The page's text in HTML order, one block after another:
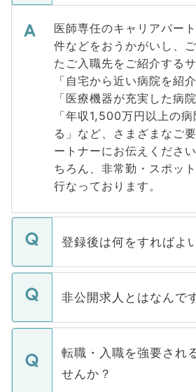
医師専任のキャリアパー
件などをおうかがいし、
たご入職先をご紹介するサ
「自宅から近い病院を紹
「医療機器が充実した病
「年収1,500万円以上の
る」など、さまざまなご
ートナーにお伝えくださ
ちろん、非常勤・スポッ
行なっております。
登録後は何をすればよ
ご登録いただきましたら
登録内容を確認し、その
ます。通常、5営業日以
いただきますので、しば
い。
非公開求人とはなんで
マイナビDOCTORで取り
うち約3割は、Webサイ
けない「非公開求人」で
下記の理由によって、一
転職・入職を強要され
せんか？